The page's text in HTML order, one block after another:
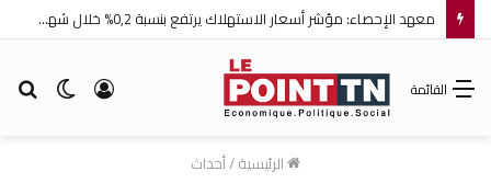
معهد الإحصاء: مؤشر أسعار الاستهلاك يرتفع بنسبة 0,2% خلال شهر جويلية 2026
الوضع تسجيل
القائمة
الرئيسية/أحداث